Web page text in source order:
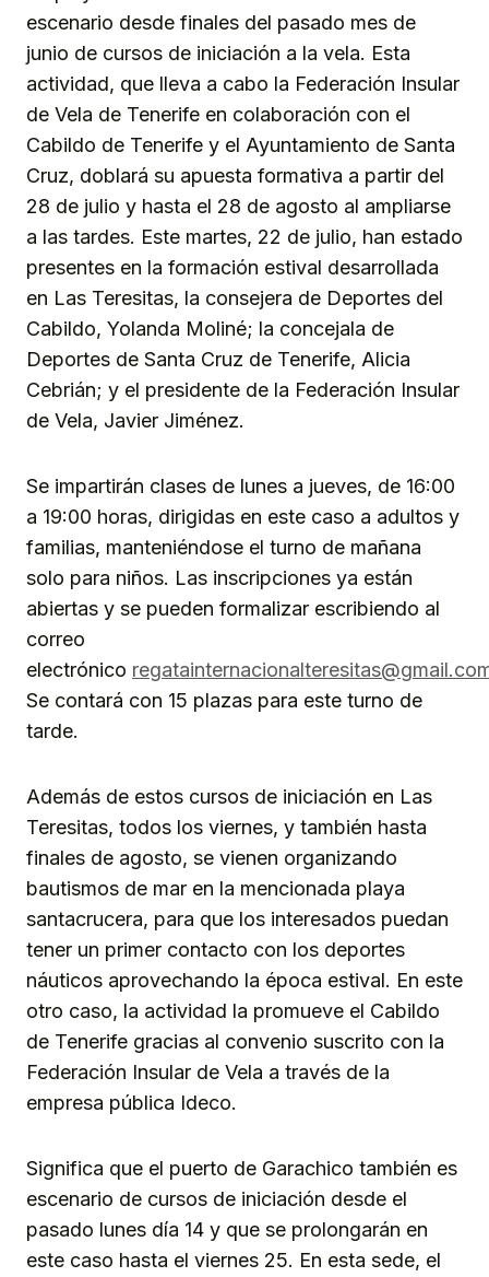
escenario desde finales del pasado mes de
junio de cursos de iniciación a la vela. Esta
actividad, que lleva a cabo la Federación Insular
de Vela de Tenerife en colaboración con el
Cabildo de Tenerife y el Ayuntamiento de Santa
Cruz, doblará su apuesta formativa a partir del
28 de julio y hasta el 28 de agosto al ampliarse
a las tardes. Este martes, 22 de julio, han estado
presentes en la formación estival desarrollada
en Las Teresitas, la consejera de Deportes del
Cabildo, Yolanda Moliné; la concejala de
Deportes de Santa Cruz de Tenerife, Alicia
Cebrián; y el presidente de la Federación Insular
de Vela, Javier Jiménez.
Se impartirán clases de lunes a jueves, de 16:00
a 19:00 horas, dirigidas en este caso a adultos y
familias, manteniéndose el turno de mañana
solo para niños. Las inscripciones ya están
abiertas y se pueden formalizar escribiendo al
correo
electrónico
Se contará con 15 plazas para este turno de
tarde.
Además de estos cursos de iniciación en Las
Teresitas, todos los viernes, y también hasta
finales de agosto, se vienen organizando
bautismos de mar en la mencionada playa
santacrucera, para que los interesados puedan
tener un primer contacto con los deportes
náuticos aprovechando la época estival. En este
otro caso, la actividad la promueve el Cabildo
de Tenerife gracias al convenio suscrito con la
Federación Insular de Vela a través de la
empresa pública Ideco.
Significa que el puerto de Garachico también es
escenario de cursos de iniciación desde el
pasado lunes día 14 y que se prolongarán en
este caso hasta el viernes 25. En esta sede, el